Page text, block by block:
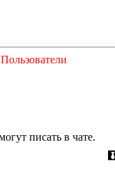
писать в чате.